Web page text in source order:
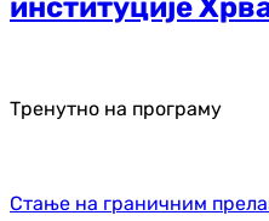
институције
Тренутно на програму
Стање на граничним